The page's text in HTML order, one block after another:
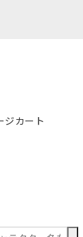
ジカート